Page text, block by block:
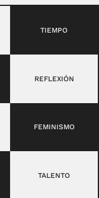
TIEMPO
REFLEXIÓN
FEMINISMO
TALENTO